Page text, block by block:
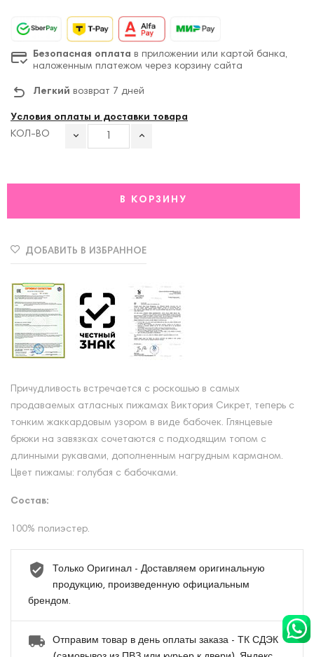
Безопасная оплата в приложении или картой банка,
наложенным платежом через корзину сайта
Легкий возврат 7 дней
Условия оплаты и доставки товара
КОЛ-ВО
В КОРЗИНУ
ДОБАВИТЬ В ИЗБРАННОЕ
Причудливость встречается с роскошью в самых
продаваемых атласных пижамах Виктория Сикрет, теперь с
тонким жаккардовым узором в виде бабочек. Глянцевые
брюки на завязках сочетаются с подходящим топом с
длинными рукавами, дополненным нагрудным карманом.
Цвет пижамы: голубая с бабочками.
Состав:
100% полиэстер.
Только Оригинал - Доставляем оригинальную
продукцию, произведенную официальным
брендом.
Отправим товар в день оплаты заказа - ТК СДЭК